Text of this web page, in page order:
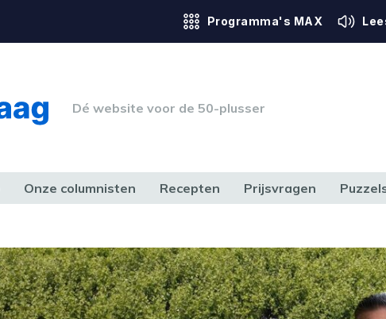
Programma's MAX
Dé website voor de 50-plusser
Onze columnisten Recepten Prijsvragen